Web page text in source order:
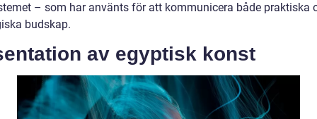
– som har använts för att kommunicera både praktiska
budskap.
av egyptisk konst